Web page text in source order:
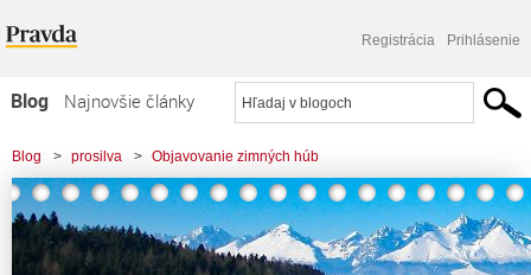
Registrácia Prihlásenie
Blog
Najnovšie články
Najčítanejšie články
Najkomentovanejšie články
Zoznam blogov
Blog > prosilva > Objavovanie zimných húb